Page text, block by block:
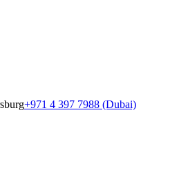
+971 4 397 7988 (Dubai)